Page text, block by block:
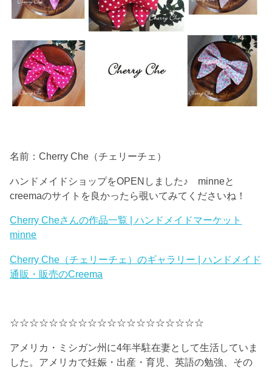
名前：Cherry Che（チェリーチェ）
ハンドメイドショップをOPENしました♪ minneと
creemaのサイトを良かったら覗いてみてくださいね！
Cherry Cheさんの作品一覧 | ハンドメイドマーケット
minne
Cherry Che（チェリーチェ）のギャラリー | ハンドメイド
通販・販売のCreema
☆☆☆☆☆☆☆☆☆☆☆☆☆☆☆☆☆☆☆☆
アメリカ・ミシガン州に4年半駐在妻として生活していま
した。アメリカで妊娠・出産・育児、英語の勉強、その